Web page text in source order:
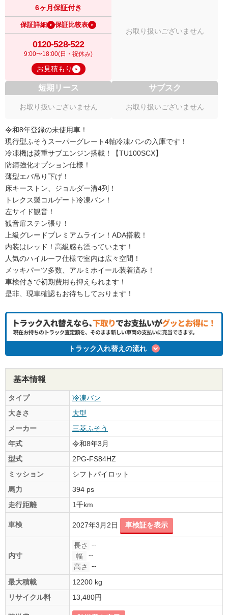
6ヶ月保証付き
保証詳細 保証比較表
0120-528-522
9:00〜18:00(日・祝休み)
お見積もり
お取り扱いございません
短期リース
お取り扱いございません
サブスク
お取り扱いございません
令和8年登録の未使用車！
現行型ふそうスーパーグレート4軸冷凍バンの入庫です！
冷凍機は菱重サブエンジン搭載！【TU100SCX】
防錆強化オプション仕様！
薄型エバ吊り下げ！
床キーストン、ジョルダー溝4列！
トレクス製コルゲート冷凍バン！
左サイド観音！
観音扉ステン張り！
上級グレードプレミアムライン！ADA搭載！
内装はレッド！高級感も漂っています！
人気のハイルーフ仕様で室内は広々空間！
メッキパーツ多数、アルミホイール装着済み！
車検付きで初期費用も抑えられます！
是非、現車確認もお待ちしております！
トラック入れ替えの流れ
基本情報
タイプ
冷凍バン
大きさ
大型
メーカー
三菱ふそう
年式
令和8年3月
型式
2PG-FS84HZ
ミッション
シフトパイロット
馬力
394 ps
走行距離
1千km
車検 2027年3月2日 車検証を表示
内寸
長さ
--
幅
--
高さ
--
最大積載
12200 kg
リサイクル料
13,480円